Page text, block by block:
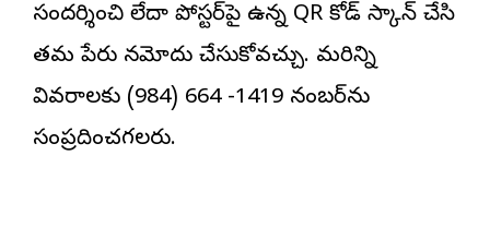
సందర్శించి లేదా పోస్టర్‌పై ఉన్న QR కోడ్ స్కాన్ చేసి
తమ పేరు నమోదు చేసుకోవచ్చు. మరిన్ని
వివరాలకు (984) 664 -1419 నంబర్‌ను
సంప్రదించగలరు.